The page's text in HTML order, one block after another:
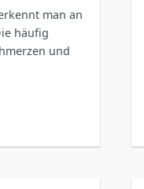
man an
häufig
und